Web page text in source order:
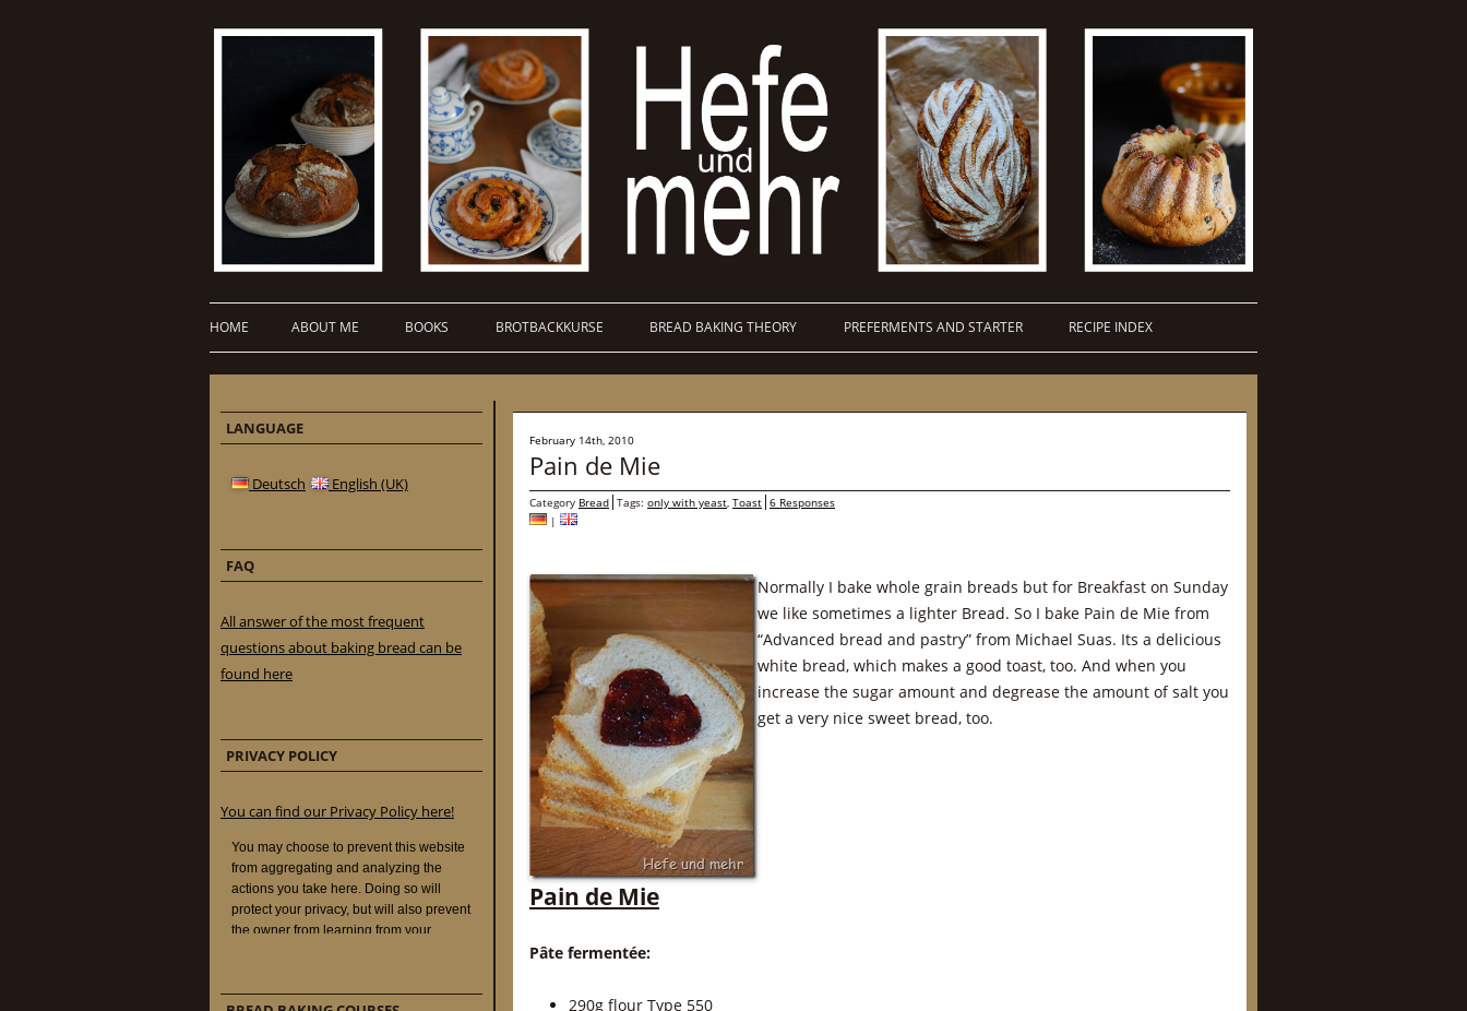
HOME ABOUT ME BOOKS BROTBACKKURSE BREAD BAKING THEORY PREFERMENTS AND STARTER RECIPE INDEX
February 14th, 2010
Pain de Mie
Category Bread Tags: only with yeast, Toast 6 Responses
|
Normally I bake whole grain breads but for Breakfast on Sunday
we like sometimes a lighter Bread. So I bake Pain de Mie from
“Advanced bread and pastry” from Michael Suas. Its a delicious
white bread, which makes a good toast, too. And when you
increase the sugar amount and degrease the amount of salt you
get a very nice sweet bread, too.
Pain de Mie
Pâte fermentée:
290g flour Type 550
LANGUAGE
Deutsch English (UK)
FAQ
All answer of the most frequent
questions about baking bread can be
found here
PRIVACY POLICY
You can find our Privacy Policy here!